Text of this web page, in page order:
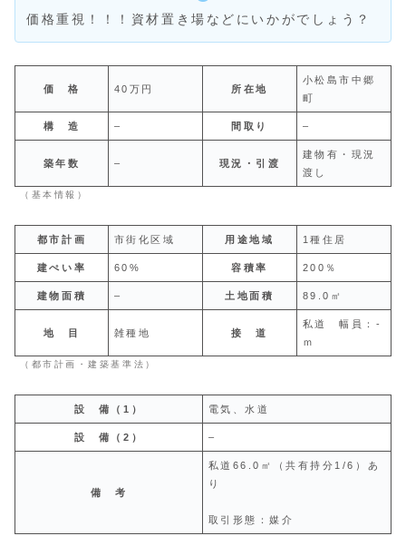
価格重視！！！資材置き場などにいかがでしょう？
価 格 40万円 所在地
小松島市中郷
町
構 造 – 間取り –
築年数 – 現況・引渡
建物有・現況
渡し
（基本情報）
都市計画 市街化区域 用途地域 1種住居
建ぺい率 60% 容積率 200％
建物面積 – 土地面積 89.0㎡
地 目 雑種地 接 道
私道 幅員：-
ｍ
（都市計画・建築基準法）
設 備（1） 電気、水道
設 備（2） –
備 考
私道66.0㎡（共有持分1/6）あ
り
取引形態：媒介